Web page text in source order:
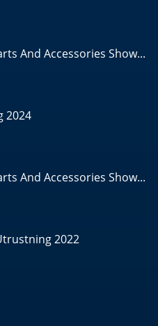
And Accessories Show...
2024
And Accessories Show...
2022